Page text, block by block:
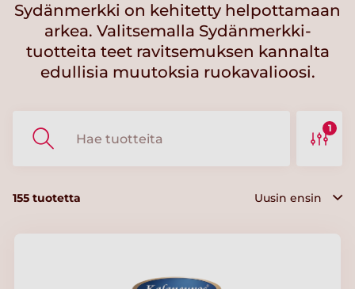
Sydänmerkki on kehitetty helpottamaan
arkea. Valitsemalla Sydänmerkki-
tuotteita teet ravitsemuksen kannalta
edullisia muutoksia ruokavalioosi.
1
155 tuotetta